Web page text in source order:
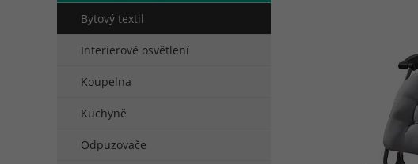
Bytový textil
Interierové osvětlení
Koupelna
Kuchyně
Odpuzovače